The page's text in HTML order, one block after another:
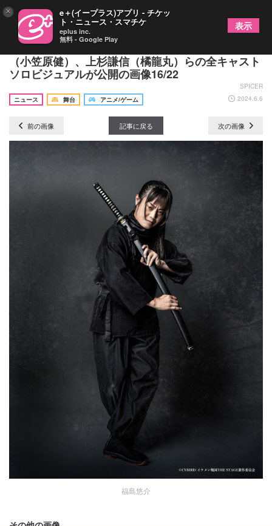
『イケメン戦国THE STAGE -FINAL-』織田信長
（小笠原健）、上杉謙信（橘龍丸）らの全キャスト
ソロビジュアルが公開の画像16/22
SPICER
ニュース
舞台 アニメ/ゲーム 2024.6.6
前の画像 記事に戻る 次の画像
福島悠介
× e＋(イープラス)アプリ - チケッ
ト・ニュース・スマチケ
eplus inc.
無料 - Google Play
表示